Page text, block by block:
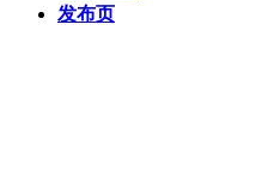
发布页